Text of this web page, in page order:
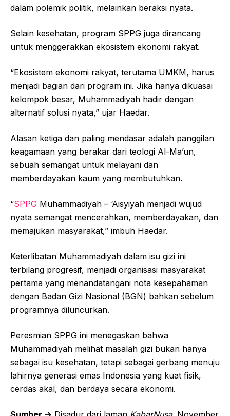
dalam polemik politik, melainkan beraksi nyata.
Selain kesehatan, program SPPG juga dirancang
untuk menggerakkan ekosistem ekonomi rakyat.
“Ekosistem ekonomi rakyat, terutama UMKM, harus
menjadi bagian dari program ini. Jika hanya dikuasai
kelompok besar, Muhammadiyah hadir dengan
alternatif solusi nyata,” ujar Haedar.
Alasan ketiga dan paling mendasar adalah panggilan
keagamaan yang berakar dari teologi Al-Ma’un,
sebuah semangat untuk melayani dan
memberdayakan kaum yang membutuhkan.
“SPPG Muhammadiyah – ‘Aisyiyah menjadi wujud
nyata semangat mencerahkan, memberdayakan, dan
memajukan masyarakat,” imbuh Haedar.
Keterlibatan Muhammadiyah dalam isu gizi ini
terbilang progresif, menjadi organisasi masyarakat
pertama yang menandatangani nota kesepahaman
dengan Badan Gizi Nasional (BGN) bahkan sebelum
programnya diluncurkan.
Peresmian SPPG ini menegaskan bahwa
Muhammadiyah melihat masalah gizi bukan hanya
sebagai isu kesehatan, tetapi sebagai gerbang menuju
lahirnya generasi emas Indonesia yang kuat fisik,
cerdas akal, dan berdaya secara ekonomi.